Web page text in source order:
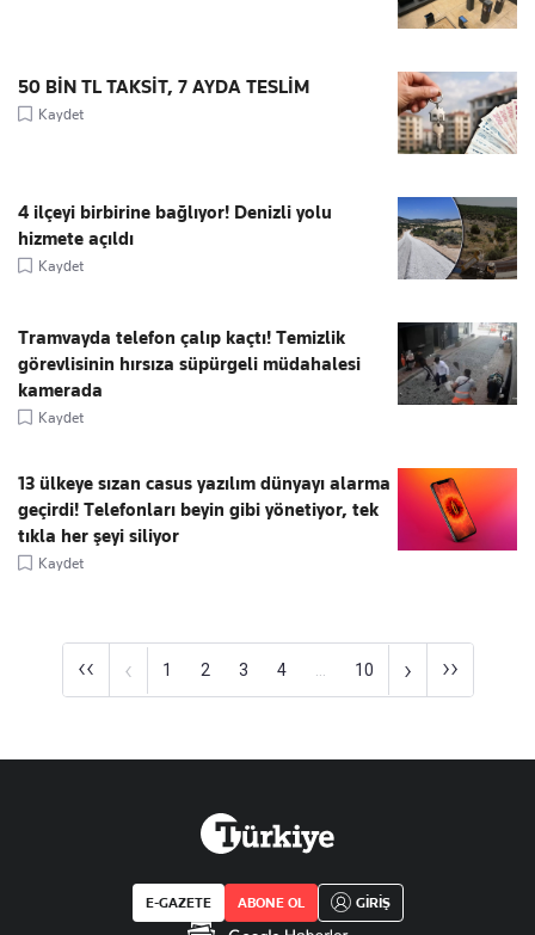
50 BİN TL TAKSİT, 7 AYDA TESLİM
Kaydet
4 ilçeyi birbirine bağlıyor! Denizli yolu
hizmete açıldı
Kaydet
Tramvayda telefon çalıp kaçtı! Temizlik
görevlisinin hırsıza süpürgeli müdahalesi
kamerada
Kaydet
13 ülkeye sızan casus yazılım dünyayı alarma
geçirdi! Telefonları beyin gibi yönetiyor, tek
tıkla her şeyi siliyor
Kaydet
‹‹ ‹ 1 2 3 4 10 › ››
E-GAZETE ABONE OL GİRİŞ